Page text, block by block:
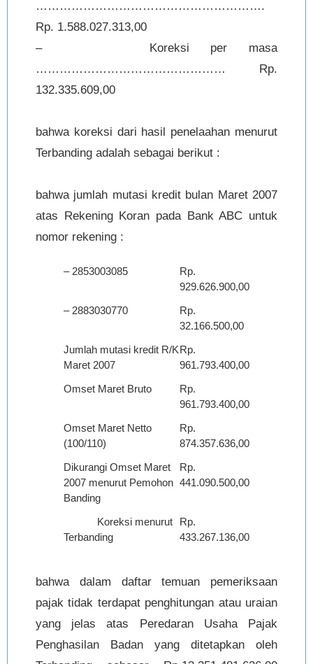
………………………………………………….
Rp. 1.588.027.313,00
– Koreksi per masa
………………………………………… Rp.
132.335.609,00
bahwa koreksi dari hasil penelaahan menurut
Terbanding adalah sebagai berikut :
bahwa jumlah mutasi kredit bulan Maret 2007
atas Rekening Koran pada Bank ABC untuk
nomor rekening :
– 2853003085
Rp.
929.626.900,00
– 2883030770
Rp.
32.166.500,00
Jumlah mutasi kredit R/K
Maret 2007
Rp.
961.793.400,00
Omset Maret Bruto
Rp.
961.793.400,00
Omset Maret Netto
(100/110)
Rp.
874.357.636,00
Dikurangi Omset Maret
2007 menurut Pemohon
Banding
Rp.
441.090.500,00
Koreksi menurut
Terbanding
Rp.
433.267.136,00
bahwa dalam daftar temuan pemeriksaan
pajak tidak terdapat penghitungan atau uraian
yang jelas atas Peredaran Usaha Pajak
Penghasilan Badan yang ditetapkan oleh